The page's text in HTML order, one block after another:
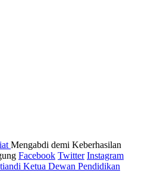
Mengabdi demi Keberhasilan
Facebook Twitter Instagram
Ketua Dewan Pendidikan